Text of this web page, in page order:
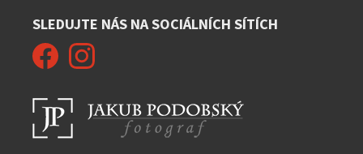
SLEDUJTE NÁS NA SOCIÁLNÍCH SÍTÍCH